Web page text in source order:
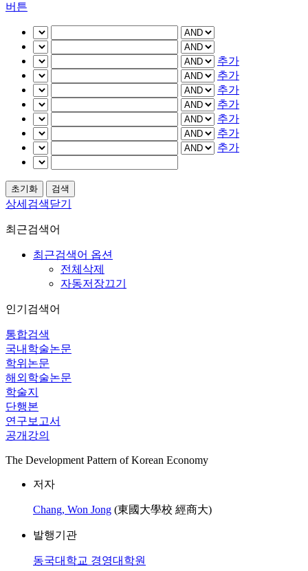
버튼
추가
추가
추가
추가
추가
추가
추가
상세검색닫기
최근검색어
최근검색어 옵션
전체삭제
자동저장끄기
인기검색어
통합검색
국내학술논문
학위논문
해외학술논문
학술지
단행본
연구보고서
공개강의
The Development Pattern of Korean Economy
저자
Chang, Won Jong (東國大學校 經商大)
발행기관
동국대학교 경영대학원